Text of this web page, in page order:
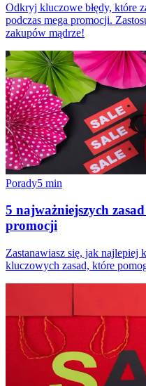
Odkryj kluczowe błędy, które
podczas mega promocji.
zakupów mądrze!
Porady5 min
5 najważniejszych
promocji
Zastanawiasz się, jak najlepiej
kluczowych zasad, które